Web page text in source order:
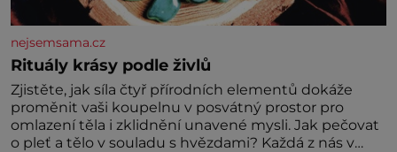
nejsemsama.cz
Rituály krásy podle živlů
Zjistěte, jak síla čtyř přírodních elementů dokáže
proměnit vaši koupelnu v posvátný prostor pro
omlazení těla i zklidnění unavené mysli. Jak pečovat
o pleť a tělo v souladu s hvězdami? Každá z nás v